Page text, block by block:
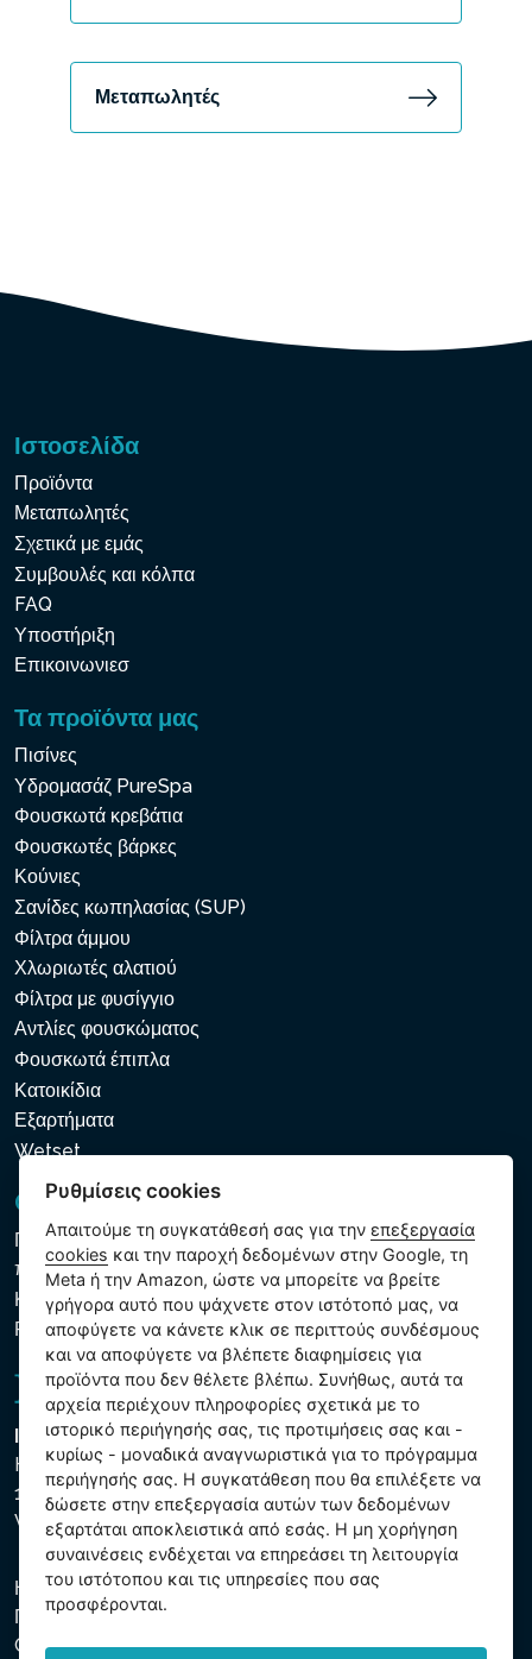
Μεταπωλητές
Ιστοσελίδα
Προϊόντα
Μεταπωλητές
Σχετικά με εμάς
Συμβουλές και κόλπα
FAQ
Υποστήριξη
Επικοινωνιεσ
Τα προϊόντα μας
Πισίνες
Υδρομασάζ PureSpa
Φουσκωτά κρεβάτια
Φουσκωτές βάρκες
Κούνιες
Σανίδες κωπηλασίας (SUP)
Φίλτρα άμμου
Χλωριωτές αλατιού
Φίλτρα με φυσίγγιο
Αντλίες φουσκώματος
Φουσκωτά έπιπλα
Κατοικίδια
Εξαρτήματα
Wetset
GDPR και Cookies
Πολιτική προστασίας προσωπικών και λοιπών δεδομένων
που υποβάλλονται σε επεξεργασία
Κανόνες χρήσης των αρχείων cookie
Ρυθμίσεις cookies
Intex Trading, s.r.o.
Hradecká 2526/3
130 00 Praha 3
Vinohrady - Česká republika
Η εταιρεία είναι εγγεγραμμένη στο Δημοτικό Δικαστήριο της
Πράγας, μέρος C, αύξ. αριθ. 74759. ΑΜΕ 26150808, ΑΦΜ
CZ26150808.
Ρυθμίσεις cookies
Απαιτούμε τη συγκατάθεσή σας για τηνεπεξεργασία
cookies και την παροχή δεδομένων στην Google, τη
Meta ή την Amazon, ώστε να μπορείτε να βρείτε
γρήγορα αυτό που ψάχνετε στον ιστότοπό μας, να
αποφύγετε να κάνετε κλικ σε περιττούς συνδέσμους
και να αποφύγετε να βλέπετε διαφημίσεις για
προϊόντα που δεν θέλετε βλέπω. Συνήθως, αυτά τα
αρχεία περιέχουν πληροφορίες σχετικά με το
ιστορικό περιήγησής σας, τις προτιμήσεις σας και -
κυρίως - μοναδικά αναγνωριστικά για το πρόγραμμα
περιήγησής σας. Η συγκατάθεση που θα επιλέξετε να
δώσετε στην επεξεργασία αυτών των δεδομένων
εξαρτάται αποκλειστικά από εσάς. Η μη χορήγηση
συναινέσεις ενδέχεται να επηρεάσει τη λειτουργία
του ιστότοπου και τις υπηρεσίες που σας
προσφέρονται.